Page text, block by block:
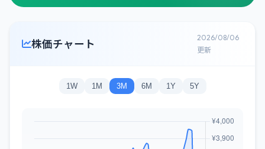
株価チャート
2026/08/06
更新
1W 1M 3M 6M 1Y 5Y